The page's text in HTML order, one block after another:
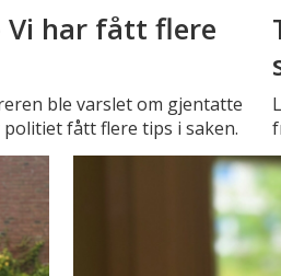
Vi har fått flere
ble varslet om gjentatte
fått flere tips i saken.